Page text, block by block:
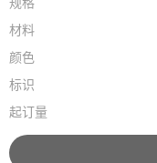
材料
颜色
标识
起订量